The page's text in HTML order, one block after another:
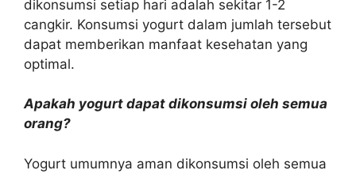
dikonsumsi setiap hari adalah sekitar 1-2
cangkir. Konsumsi yogurt dalam jumlah tersebut
dapat memberikan manfaat kesehatan yang
optimal.
Apakah yogurt dapat dikonsumsi oleh semua
orang?
Yogurt umumnya aman dikonsumsi oleh semua